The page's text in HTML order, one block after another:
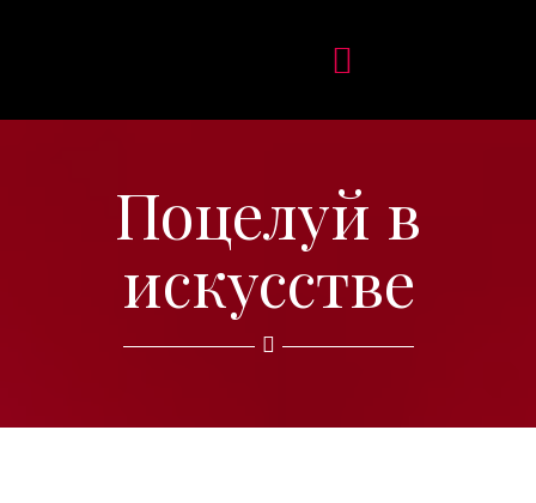
Поцелуй в
искусстве